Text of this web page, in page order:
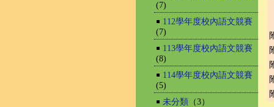
(7)
￭ 112學年度校內語文競賽
(7)
￭ 113學年度校內語文競賽
(8)
￭ 114學年度校內語文競賽
(5)
￭ 未分類 （3）